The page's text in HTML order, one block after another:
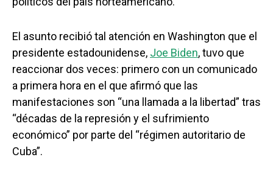
El asunto recibió tal atención en Washington que el
presidente estadounidense, Joe Biden, tuvo que
reaccionar dos veces: primero con un comunicado
a primera hora en el que afirmó que las
manifestaciones son “una llamada a la libertad” tras
“décadas de la represión y el sufrimiento
económico” por parte del “régimen autoritario de
Cuba”.